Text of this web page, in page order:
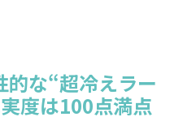
的な“超冷えラー
度は100点満点